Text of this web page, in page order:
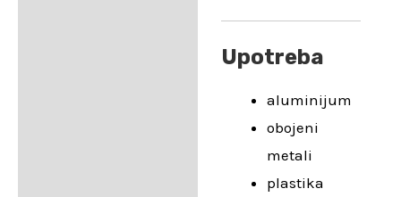
Upotreba
aluminijum
obojeni
metali
plastika